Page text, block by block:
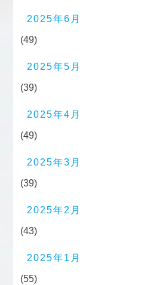
2025年6月
(49)
2025年5月
(39)
2025年4月
(49)
2025年3月
(39)
2025年2月
(43)
2025年1月
(55)